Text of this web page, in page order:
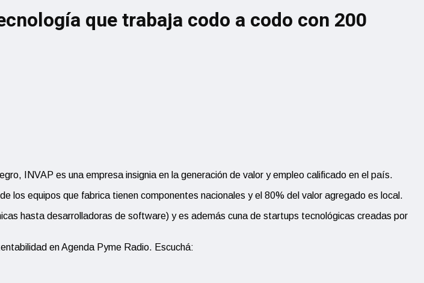
que trabaja codo a codo con 200
INVAP es una empresa insignia en la generación de valor y empleo calificado en el país.
los equipos que fabrica tienen componentes nacionales y el 80% del valor agregado es local.
hasta desarrolladoras de software) y es además cuna de startups tecnológicas creadas por
en Agenda Pyme Radio. Escuchá: